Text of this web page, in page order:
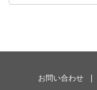
お問い合わせ